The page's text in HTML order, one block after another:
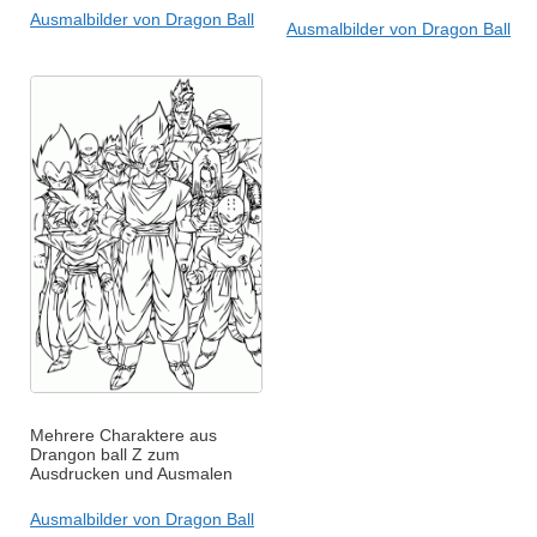
Ausmalbilder von Dragon Ball Ausmalbilder von Dragon Ball
Mehrere Charaktere aus
Drangon ball Z zum
Ausdrucken und Ausmalen
Ausmalbilder von Dragon Ball